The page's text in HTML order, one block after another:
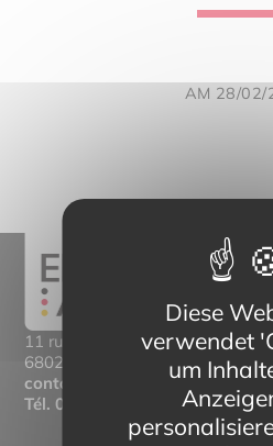
AM 28/02/
11 rue Mittlerweg,
68025 Colmar Cedex
contact@eltern-bilinguisme.org
Tél. 03 89 20 46 74
Diese
verwendet
um